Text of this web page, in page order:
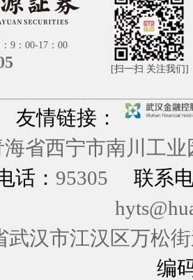
9：00-17：00
[扫一扫 关注我们]
友情链接：
海省西宁市南川工
话： 95305
联系
武汉市江汉区万松
编